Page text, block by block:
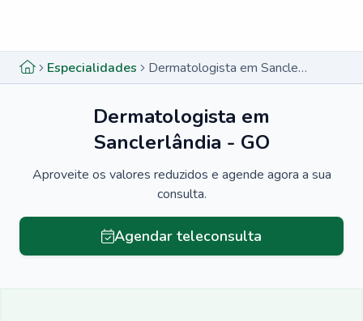
Especialidades Dermatologista em Sanclerlândia - GO
Dermatologista em
Sanclerlândia - GO
Aproveite os valores reduzidos e agende agora a sua
consulta.
Agendar teleconsulta